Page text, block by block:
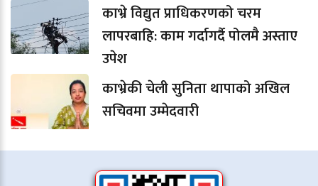
काभ्रे विद्युत प्राधिकरणको चरम
लापरबाहि: काम गर्दागर्दै पोलमै अस्ताए
उपेश
काभ्रेकी चेली सुनिता थापाको अखिल
सचिवमा उम्मेदवारी